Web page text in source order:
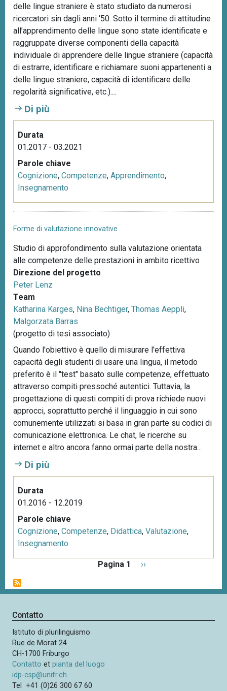
delle lingue straniere è stato studiato da numerosi
ricercatori sin dagli anni ‘50. Sotto il termine di attitudine
all’apprendimento delle lingue sono state identificate e
raggruppate diverse componenti della capacità
individuale di apprendere delle lingue straniere (capacità
di estrarre, identificare e richiamare suoni appartenenti a
delle lingue straniere, capacità di identificare delle
regolarità significative, etc.)....
Di più
Durata
01.2017 - 03.2021
Parole chiave
Cognizione, Competenze, Apprendimento,
Insegnamento
Forme di valutazione innovative
Studio di approfondimento sulla valutazione orientata
alle competenze delle prestazioni in ambito ricettivo
Direzione del progetto
Peter Lenz
Team
Katharina Karges, Nina Bechtiger, Thomas Aeppli,
Malgorzata Barras
(progetto di tesi associato)
Quando l'obiettivo è quello di misurare l'effettiva
capacità degli studenti di usare una lingua, il metodo
preferito è il "test" basato sulle competenze, effettuato
attraverso compiti pressoché autentici. Tuttavia, la
progettazione di questi compiti di prova richiede nuovi
approcci, soprattutto perché il linguaggio in cui sono
comunemente utilizzati si basa in gran parte su codici di
comunicazione elettronica. Le chat, le ricerche su
internet e altro ancora fanno ormai parte della nostra...
Di più
Durata
01.2016 - 12.2019
Parole chiave
Cognizione, Competenze, Didattica, Valutazione,
Insegnamento
g
i
a
z
i
o
n
e
Pagina 1
P
g
››
Contatto
Istituto di plurilinguismo
Rue de Morat 24
CH-1700 Friburgo
Contatto etpianta del luogo
idp-csp@unifr.ch
Tel +41 (0)26 300 67 60